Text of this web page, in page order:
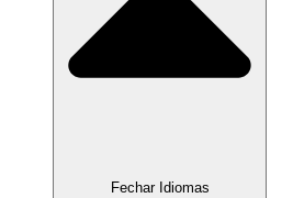
Fechar Idiomas